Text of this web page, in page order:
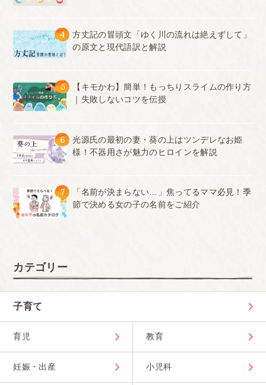
4
方丈記の冒頭文「ゆく川の流れは絶えずして」
の原文と現代語訳と解説
5
【キモかわ】簡単！もっちりスライムの作り方
｜失敗しないコツを伝授
6
光源氏の最初の妻・葵の上はツンデレなお姫
様！不器用さが魅力のヒロインを解説
7
「名前が決まらない…」焦ってるママ必見！季
節で決める女の子の名前をご紹介
カテゴリー
子育て
育児 教育
妊娠・出産 小児科